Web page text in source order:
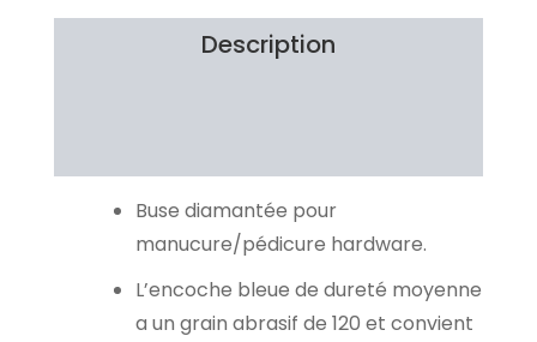
Description
Buse diamantée pour
manucure/pédicure hardware.
L’encoche bleue de dureté moyenne
a un grain abrasif de 120 et convient